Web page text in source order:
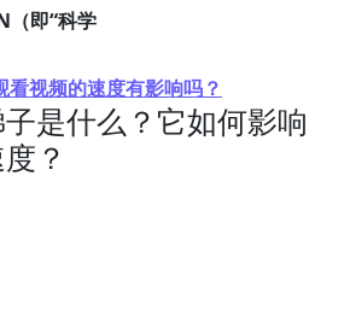
（即“科学
看视频的速度有影响吗？
是什么？它如何影响
？